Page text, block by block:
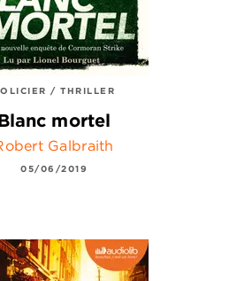
/ THRILLER
mortel
Galbraith
05/06/2019